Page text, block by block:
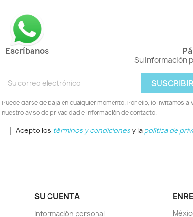
Escríbanos
Su información
Puede darse de baja en cualquier momento. Por ello, lo invitamos a
nuestro aviso de privacidad e información de contacto.
Acepto los términos y condicionesy la política de
SU CUENTA
Información personal